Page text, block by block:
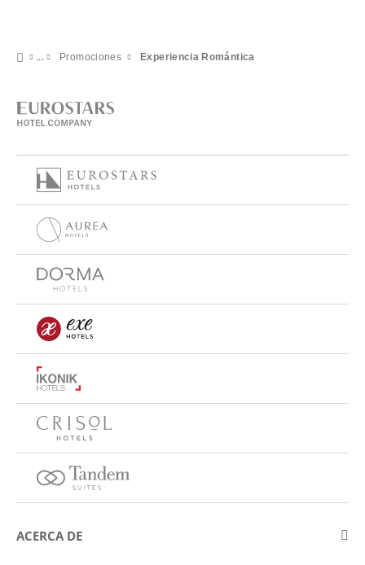
Promociones Experiencia Romántica
ACERCA DE